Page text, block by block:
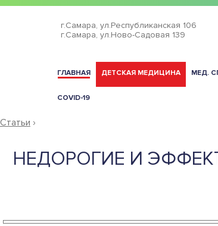
г.Самара, ул.Республиканская 106
г.Самара, ул.Ново-Садовая 139
ГЛАВНАЯ ДЕТСКАЯ МЕДИЦИНА МЕД.
COVID-19
Статьи ›
НЕДОРОГИЕ И